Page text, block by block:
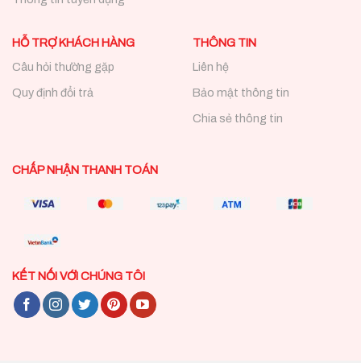
HỖ TRỢ KHÁCH HÀNG
Câu hỏi thường gặp
Quy định đổi trả
THÔNG TIN
Liên hệ
Bảo mật thông tin
Chia sẻ thông tin
CHẤP NHẬN THANH TOÁN
KẾT NỐI VỚI CHÚNG TÔI